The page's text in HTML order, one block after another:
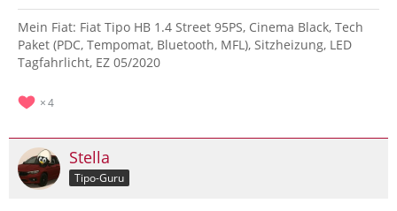
Mein Fiat: Fiat Tipo HB 1.4 Street 95PS, Cinema Black, Tech
Paket (PDC, Tempomat, Bluetooth, MFL), Sitzheizung, LED
Tagfahrlicht, EZ 05/2020
4
Stella
Tipo-Guru